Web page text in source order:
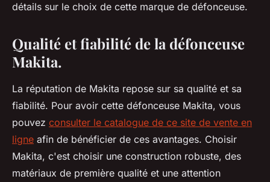
détails sur le choix de cette marque de défonceuse.
Qualité et fiabilité de la défonceuse
Makita.
La réputation de Makita repose sur sa qualité et sa
fiabilité. Pour avoir cette défonceuse Makita, vous
pouvez consulter le catalogue de ce site de vente en
ligne afin de bénéficier de ces avantages. Choisir
Makita, c'est choisir une construction robuste, des
matériaux de première qualité et une attention